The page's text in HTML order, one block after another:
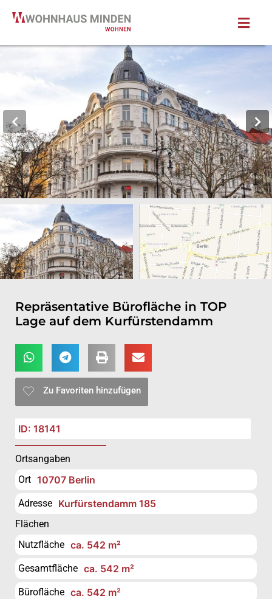
Repräsentative Bürofläche in TOP
Lage auf dem Kurfürstendamm
Zu Favoriten hinzufügen
ID: 18141
Ortsangaben
Ort 10707 Berlin
Adresse Kurfürstendamm 185
Flächen
Nutzfläche ca. 542 m²
Gesamtfläche ca. 542 m²
Bürofläche ca. 542 m²